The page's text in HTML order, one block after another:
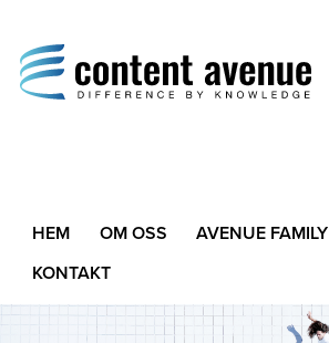
Difference by Knowledge
HEM OM OSS AVENUE FAMILY
KONTAKT